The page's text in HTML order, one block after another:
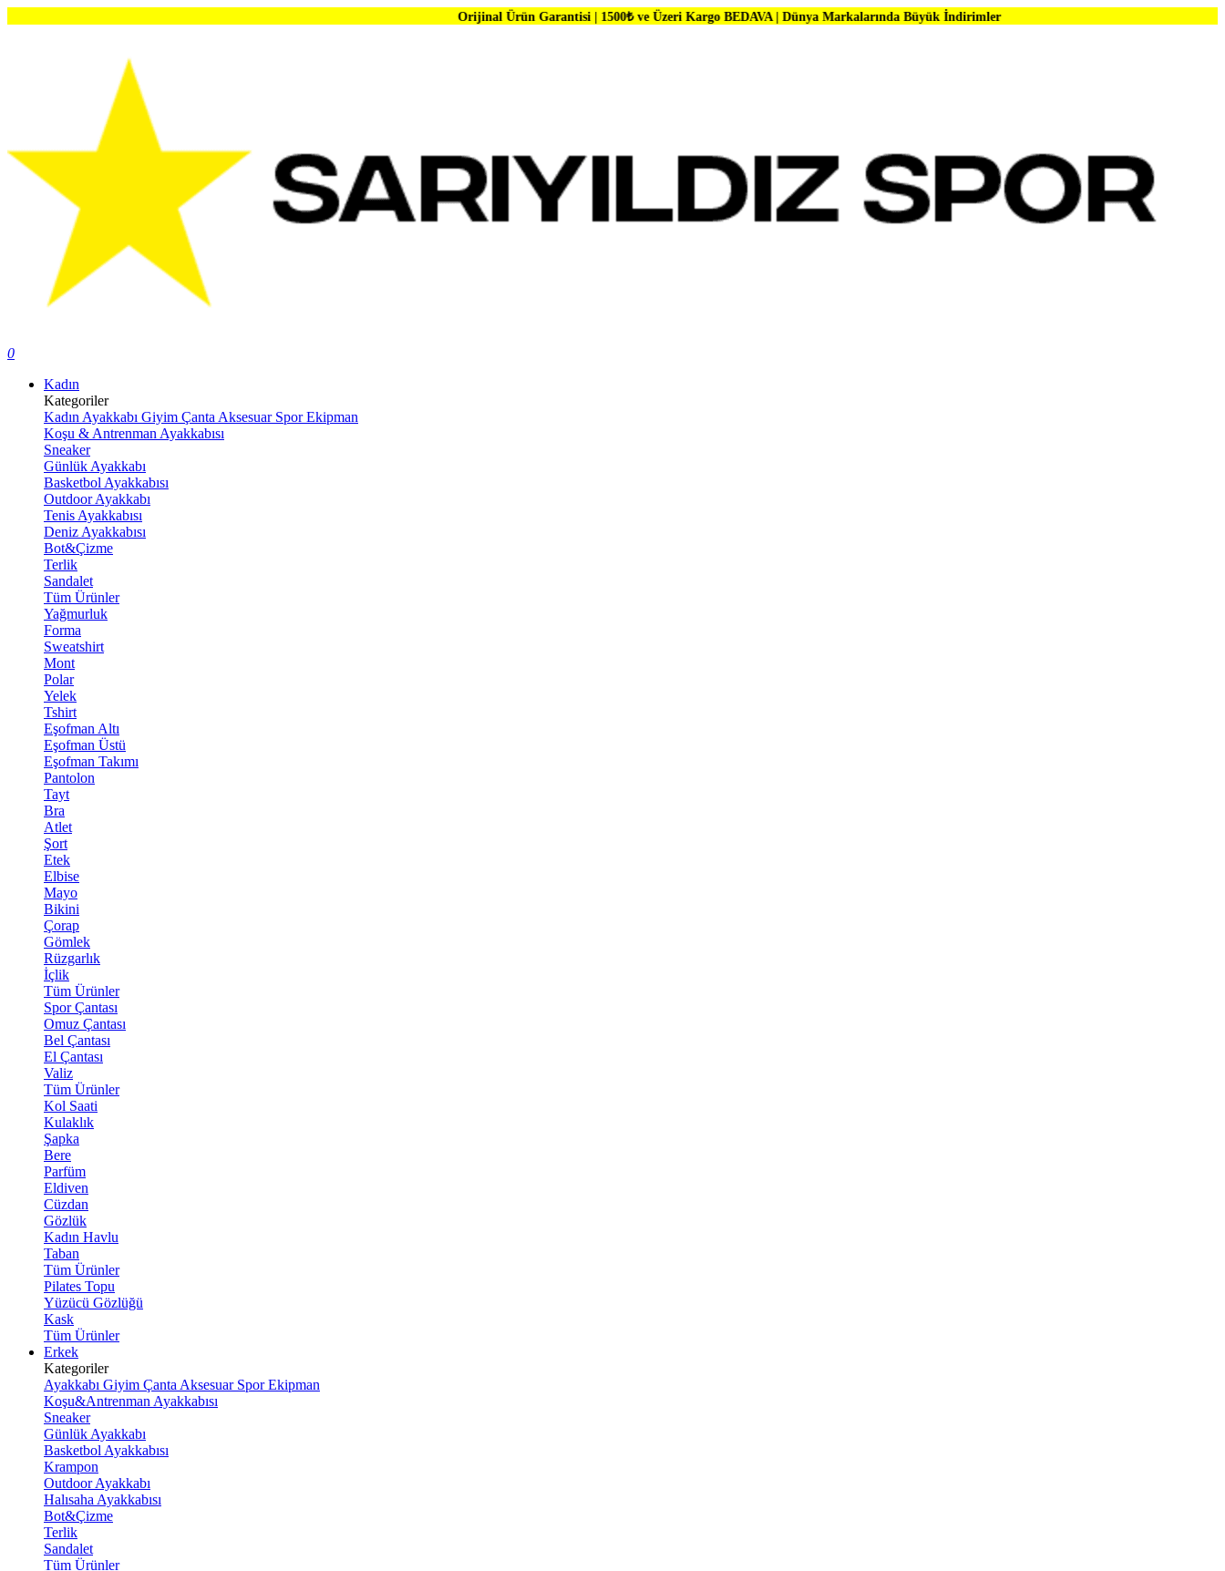
Orijinal Ürün Garantisi | 1500₺ ve Üzeri Kargo BEDAVA | Dünya Markalarında Büyük İndirimler
0
Kadın
Kategoriler
Kadın Ayakkabı Giyim Çanta Aksesuar Spor Ekipman
Koşu & Antrenman Ayakkabısı
Sneaker
Günlük Ayakkabı
Basketbol Ayakkabısı
Outdoor Ayakkabı
Tenis Ayakkabısı
Deniz Ayakkabısı
Bot&Çizme
Terlik
Sandalet
Tüm Ürünler
Yağmurluk
Forma
Sweatshirt
Mont
Polar
Yelek
Tshirt
Eşofman Altı
Eşofman Üstü
Eşofman Takımı
Pantolon
Tayt
Bra
Atlet
Şort
Etek
Elbise
Mayo
Bikini
Çorap
Gömlek
Rüzgarlık
İçlik
Tüm Ürünler
Spor Çantası
Omuz Çantası
Bel Çantası
El Çantası
Valiz
Tüm Ürünler
Kol Saati
Kulaklık
Şapka
Bere
Parfüm
Eldiven
Cüzdan
Gözlük
Kadın Havlu
Taban
Tüm Ürünler
Pilates Topu
Yüzücü Gözlüğü
Kask
Tüm Ürünler
Erkek
Kategoriler
Ayakkabı Giyim Çanta Aksesuar Spor Ekipman
Koşu&Antrenman Ayakkabısı
Sneaker
Günlük Ayakkabı
Basketbol Ayakkabısı
Krampon
Outdoor Ayakkabı
Halısaha Ayakkabısı
Bot&Çizme
Terlik
Sandalet
Tüm Ürünler